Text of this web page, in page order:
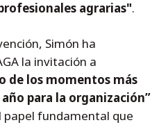
agrarias".
Simón ha
la invitación a
de los momentos más
para la organización”
papel fundamental que